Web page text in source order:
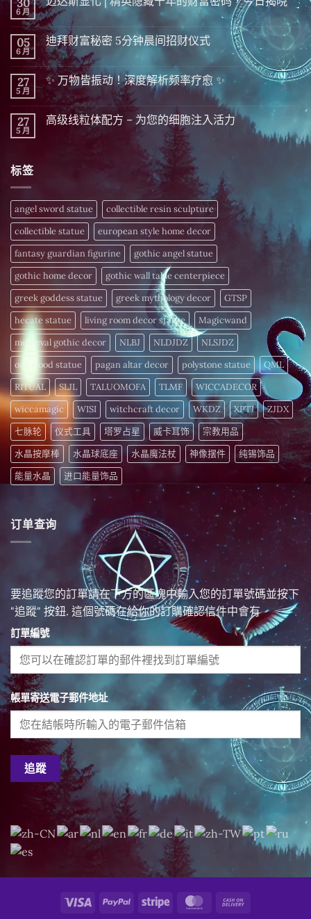
6 月
在
〈迈
达
斯
显
化
|
精
英
隐
藏
千
年
晓〉
中
尚
無
留
言
05
6 月
迪拜财富秘密 5分钟晨间招财仪式
在
〈迪
拜
财
富
密 5
分
钟
尚
無
留
言
27
5 月
✨ 万物皆振动！深度解析频率疗愈 ✨
在
〈✨
物
率
疗
愈
✨〉
中
尚
留
言
27
5 月
高级线粒体配方 – 为您的细胞注入活力
–
为
您
的
细
胞
注
入
活
力〉
中
标签
angel sword statue
collectible resin sculpture
collectible statue
european style home decor
fantasy guardian figurine
gothic angel statue
gothic home decor
gothic wall table centerpiece
greek goddess statue
greek mythology decor
GTSP
hecate statue
living room decor statue
Magicwand
medieval gothic decor
NLBJ NLDJDZ
NLSJDZ
oak wood statue
pagan altar decor polystone statue
QML
RITUAL
SLJL TALUOMOFA TLMF
WICCADECOR
wiccamagic
WISI witchcraft decor WKDZ XPTJ
ZJDX
七脉轮
仪式工具 塔罗占星 威卡耳饰
宗教用品
水晶按摩棒
水晶球底座 水晶魔法杖 神像摆件
纯锡饰品
能量水晶
进口能量饰品
订单查询
要追蹤您的訂單請在下方的區塊中輸入您的訂單號碼並按下
"追蹤" 按鈕. 這個號碼在給你的訂購確認信件中會有
訂單編號
帳單寄送電子郵件地址
追蹤
Visa PayPal Stripe MasterCard